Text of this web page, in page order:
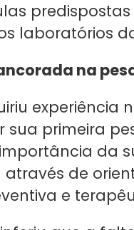
laboratórios
na
experiência
sua primeira
da
através de
e